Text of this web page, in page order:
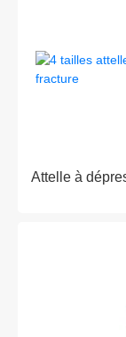
Attelle à